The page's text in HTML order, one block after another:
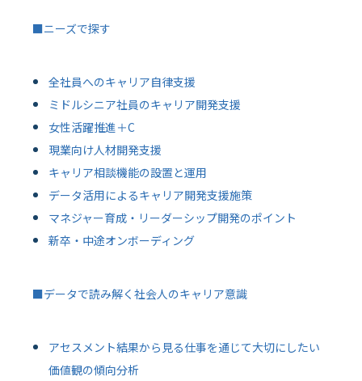
■ニーズで探す
全社員へのキャリア自律支援
ミドルシニア社員のキャリア開発支援
女性活躍推進＋C
現業向け人材開発支援
キャリア相談機能の設置と運用
データ活用によるキャリア開発支援施策
マネジャー育成・リーダーシップ開発のポイント
新卒・中途オンボーディング
■データで読み解く社会人のキャリア意識
アセスメント結果から見る仕事を通じて大切にしたい
価値観の傾向分析